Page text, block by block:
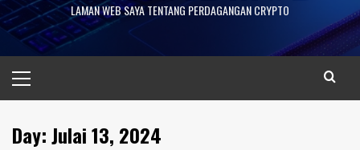
LAMAN WEB SAYA TENTANG PERDAGANGAN CRYPTO
Menu
Day:Julai 13, 2024